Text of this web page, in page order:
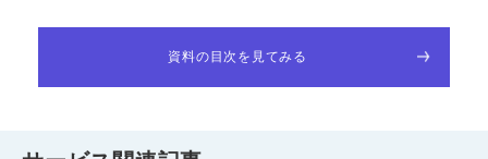
資料の目次を見てみる